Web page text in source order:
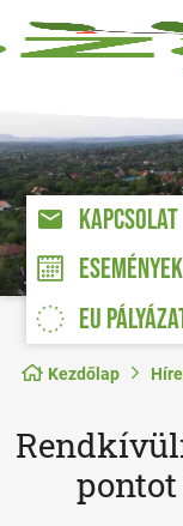
KAPCSOLAT
ESEMÉNYEK
EU
Kezdőlap